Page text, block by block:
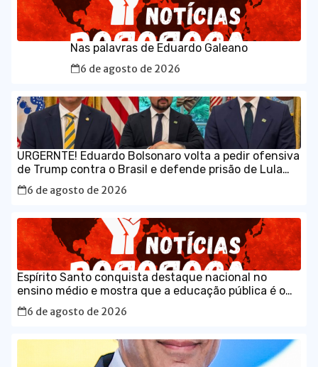
Nas palavras de Eduardo Galeano
6 de agosto de 2026
URGERNTE! Eduardo Bolsonaro volta a pedir ofensiva
de Trump contra o Brasil e defende prisão de Lula
em vídeo em inglês
6 de agosto de 2026
Espírito Santo conquista destaque nacional no
ensino médio e mostra que a educação pública é o
caminho para o desenvolvimento do Brasil
6 de agosto de 2026